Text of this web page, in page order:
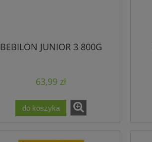
BEBILON JUNIOR 3 800G
63,99 zł
do koszyka